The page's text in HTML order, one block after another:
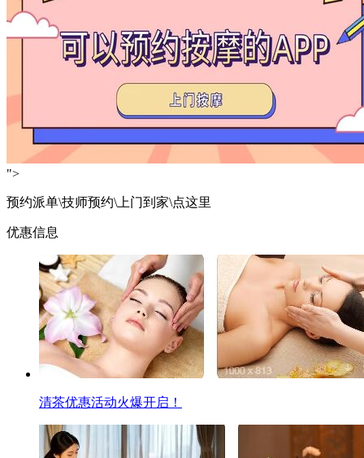
">
预约派单\技师预约\上门到家\点这里
优惠信息
清茶优惠活动火爆开启！